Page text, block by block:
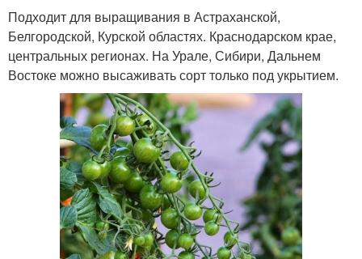
Подходит для выращивания в Астраханской,
Белгородской, Курской областях. Краснодарском крае,
центральных регионах. На Урале, Сибири, Дальнем
Востоке можно высаживать сорт только под укрытием.